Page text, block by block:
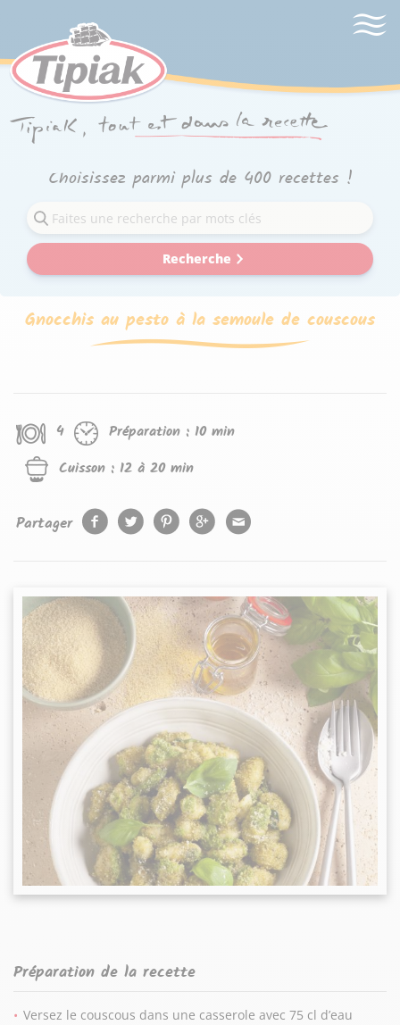
Choisissez parmi plus de 400 recettes !
Recherche
Gnocchis au pesto à la semoule de couscous
4 Préparation : 10 min
Cuisson : 12 à 20 min
Partager
Préparation de la recette
Versez le couscous dans une casserole avec 75 cl d’eau